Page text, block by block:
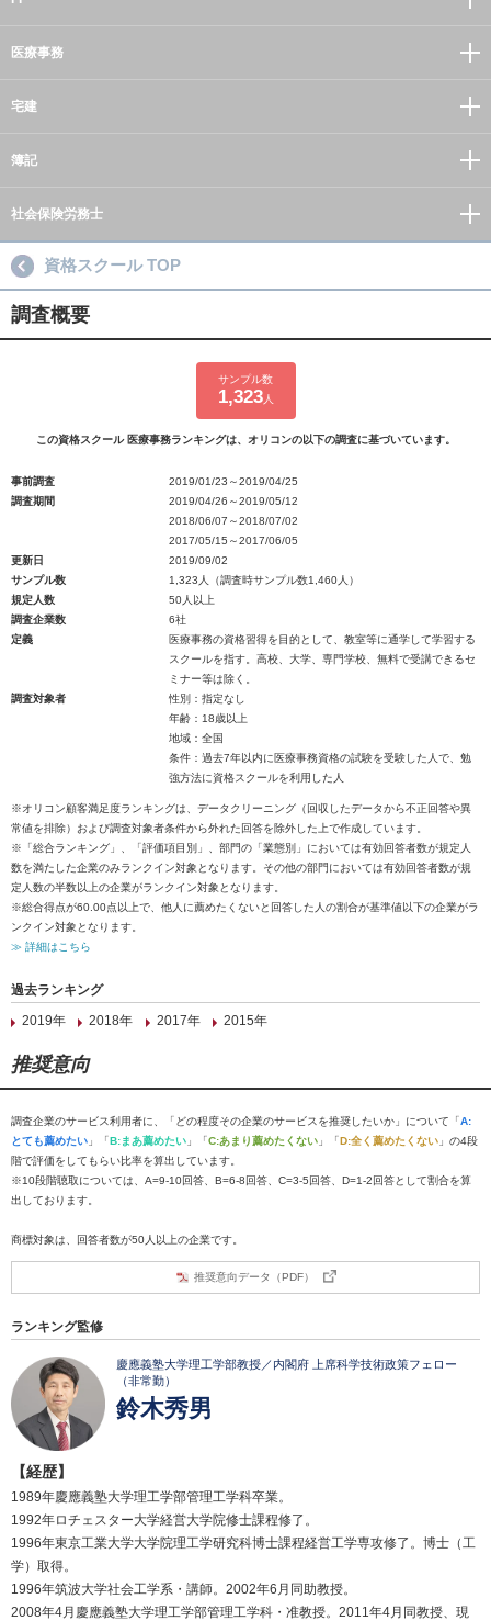
医療事務
宅建
簿記
社会保険労務士
資格スクール TOP
調査概要
サンプル数
1,323人
この資格スクール 医療事務ランキングは、オリコンの以下の調査に基づいています。
事前調査
2019/01/23～2019/04/25
調査期間
2019/04/26～2019/05/12
2018/06/07～2018/07/02
2017/05/15～2017/06/05
更新日
2019/09/02
サンプル数
1,323人（調査時サンプル数1,460人）
規定人数
50人以上
調査企業数
6社
定義
医療事務の資格習得を目的として、教室等に通学して学習する
スクールを指す。高校、大学、専門学校、無料で受講できるセ
ミナー等は除く。
調査対象者
性別：指定なし
年齢：18歳以上
地域：全国
条件：過去7年以内に医療事務資格の試験を受験した人で、勉
強方法に資格スクールを利用した人
※オリコン顧客満足度ランキングは、データクリーニング（回収したデータから不正回答や異
常値を排除）および調査対象者条件から外れた回答を除外した上で作成しています。
※「総合ランキング」、「評価項目別」、部門の「業態別」においては有効回答者数が規定人
数を満たした企業のみランクイン対象となります。その他の部門においては有効回答者数が規
定人数の半数以上の企業がランクイン対象となります。
※総合得点が60.00点以上で、他人に薦めたくないと回答した人の割合が基準値以下の企業がラ
ンクイン対象となります。
≫ 詳細はこちら
過去ランキング
2019年
2018年 2017年 2015年
推奨意向
調査企業のサービス利用者に、「どの程度その企業のサービスを推奨したいか」について「A:
とても薦めたい 」「B:まあ薦めたい 」「C:あまり薦めたくない 」「D:全く薦めたくない 」の4段
階で評価をしてもらい比率を算出しています。
※10段階聴取については、A=9-10回答、B=6-8回答、C=3-5回答、D=1-2回答として割合を算
出しております。
商標対象は、回答者数が50人以上の企業です。
推奨意向データ（PDF）
ランキング監修
慶應義塾大学理工学部教授／内閣府 上席科学技術政策フェロー
（非常勤）
鈴木秀男
【経歴】
1989年慶應義塾大学理工学部管理工学科卒業。
1992年ロチェスター大学経営大学院修士課程修了。
1996年東京工業大学大学院理工学研究科博士課程経営工学専攻修了。博士（工
学）取得。
1996年筑波大学社会工学系・講師。2002年6月同助教授。
2008年4月慶應義塾大学理工学部管理工学科・准教授。2011年4月同教授、現